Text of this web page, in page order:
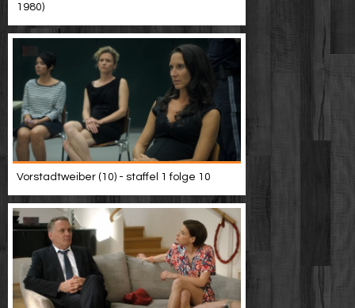
1980)
Vorstadtweiber (10) - staffel 1 folge 10